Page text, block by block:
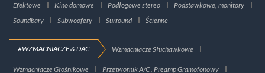
Efektowe Kino domowe Podłogowe stereo
Podstawkowe, monitory
Soundbary
Subwoofery Surround Ścienne
#WZMACNIACZE & DAC Wzmacniacze Słuchawkowe
Wzmacniacze Głośnikowe Przetwornik A/C , Preamp Gramofonowy